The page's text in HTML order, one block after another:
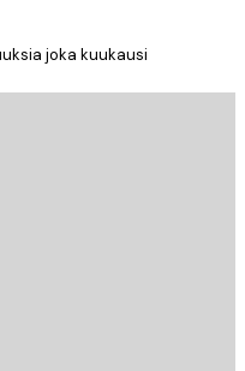
joka kuukausi